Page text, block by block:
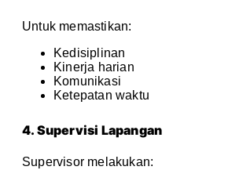
Untuk memastikan:
Kedisiplinan
Kinerja harian
Komunikasi
Ketepatan waktu
4. Supervisi Lapangan
Supervisor melakukan: